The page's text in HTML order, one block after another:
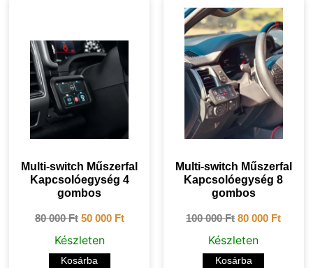
Multi-switch Műszerfal
Kapcsolóegység 4
gombos
80 000Ft 50 000 Ft
Készleten
Kosárba
Multi-switch Műszerfal
Kapcsolóegység 8
gombos
100 000Ft 80 000 Ft
Készleten
Kosárba